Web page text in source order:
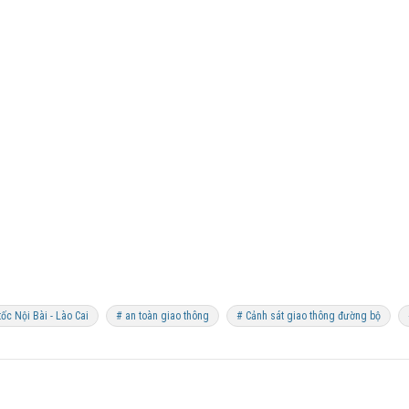
Nội Bài - Lào Cai # an toàn giao thông # Cảnh sát giao thông đường bộ